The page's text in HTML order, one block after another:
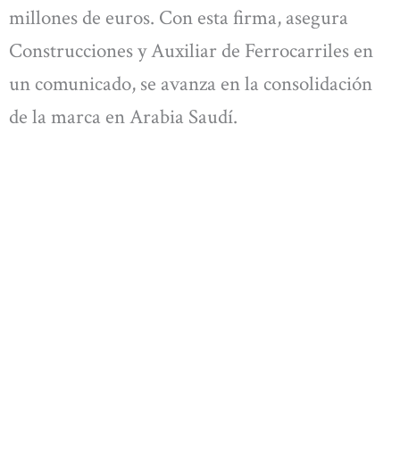
millones de euros. Con esta firma, asegura
Construcciones y Auxiliar de Ferrocarriles en
un comunicado, se avanza en la consolidación
de la marca en Arabia Saudí.